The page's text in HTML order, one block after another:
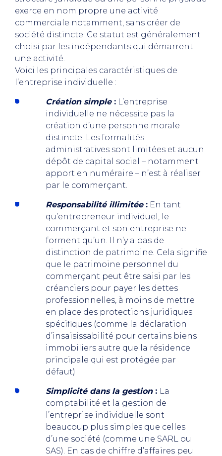
exerce en nom propre une activité
commerciale notamment, sans créer de
société distincte. Ce statut est généralement
choisi par les indépendants qui démarrent
une activité.
Voici les principales caractéristiques de
l’entreprise individuelle :
Création simple: L’entreprise
individuelle ne nécessite pas la
création d’une personne morale
distincte. Les formalités
administratives sont limitées et aucun
dépôt de capital social – notamment
apport en numéraire – n’est à réaliser
par le commerçant.
Responsabilité illimitée: En tant
qu’entrepreneur individuel, le
commerçant et son entreprise ne
forment qu’un. Il n’y a pas de
distinction de patrimoine. Cela signifie
que le patrimoine personnel du
commerçant peut être saisi par les
créanciers pour payer les dettes
professionnelles, à moins de mettre
en place des protections juridiques
spécifiques (comme la déclaration
d’insaisissabilité pour certains biens
immobiliers autre que la résidence
principale qui est protégée par
défaut)
Simplicité dans la gestion: La
comptabilité et la gestion de
l’entreprise individuelle sont
beaucoup plus simples que celles
d’une société (comme une SARL ou
SAS). En cas de chiffre d’affaires peu